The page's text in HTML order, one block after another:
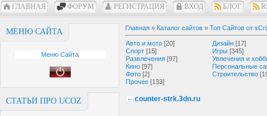
ГЛАВНАЯ ФОРУМ РЕГИСТРАЦИЯ ВХОД БЛОГ
МЕНЮ САЙТА
Меню Сайта
СТАТЬИ ПРО UCOZ
Главная » Каталог сайтов » Топ Сайтов от
Авто и мото [20] Дизайн [17]
Спорт [15] Игры [345]
Развлечения [97]
Увлечения и
Кино [97]
Персональные
Фото [2] Строительство
Прочее [133]
counter-strk.3dn.ru